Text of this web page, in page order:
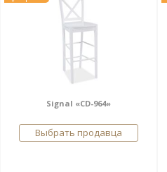
Signal «CD-964»
Выбрать продавца